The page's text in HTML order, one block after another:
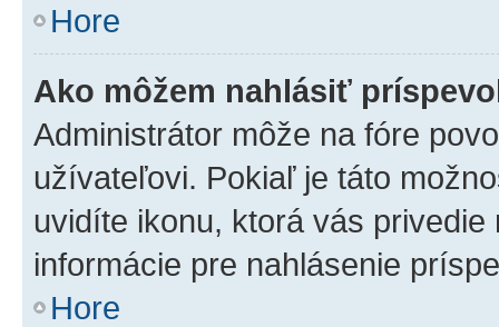
Hore
Ako môžem nahlásiť
Administrátor môže na fóre
užívateľovi. Pokiaľ je táto
uvidíte ikonu, ktorá vás
informácie pre nahlásenie
Hore